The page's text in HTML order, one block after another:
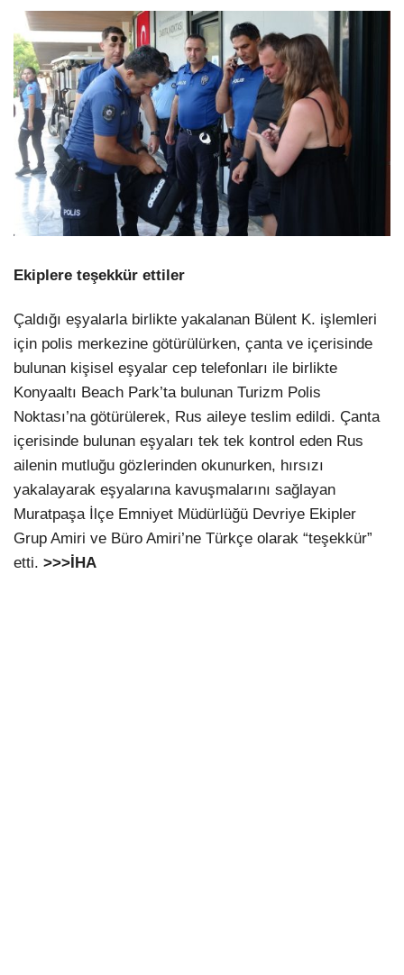
Ekiplere teşekkür ettiler
Çaldığı eşyalarla birlikte yakalanan Bülent K. işlemleri
için polis merkezine götürülürken, çanta ve içerisinde
bulunan kişisel eşyalar cep telefonları ile birlikte
Konyaaltı Beach Park’ta bulunan Turizm Polis
Noktası’na götürülerek, Rus aileye teslim edildi. Çanta
içerisinde bulunan eşyaları tek tek kontrol eden Rus
ailenin mutluğu gözlerinden okunurken, hırsızı
yakalayarak eşyalarına kavuşmalarını sağlayan
Muratpaşa İlçe Emniyet Müdürlüğü Devriye Ekipler
Grup Amiri ve Büro Amiri’ne Türkçe olarak “teşekkür”
etti. >>>İHA